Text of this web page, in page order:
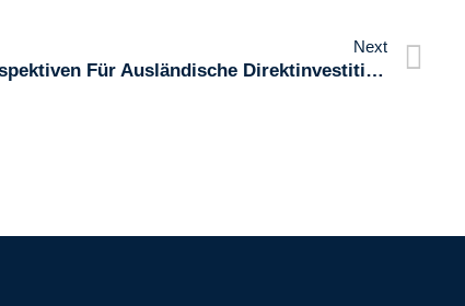
Next
Perspektiven Für Ausländische Direktinvestitionen In Kroatien